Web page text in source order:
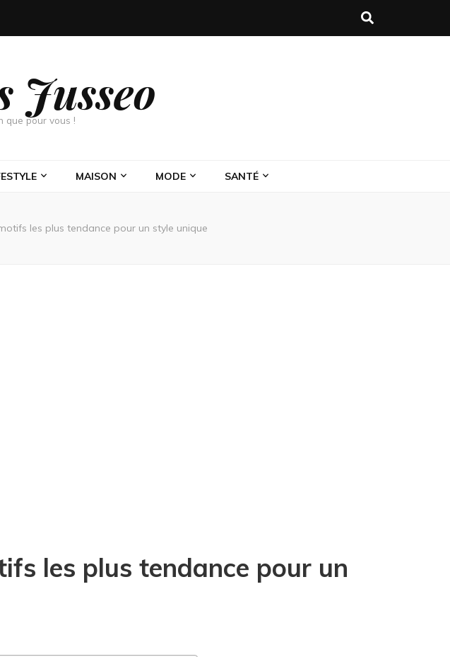
Jusseo
que pour vous !
MAISON MODE SANTÉ
les plus tendance pour un style unique
les plus tendance pour un